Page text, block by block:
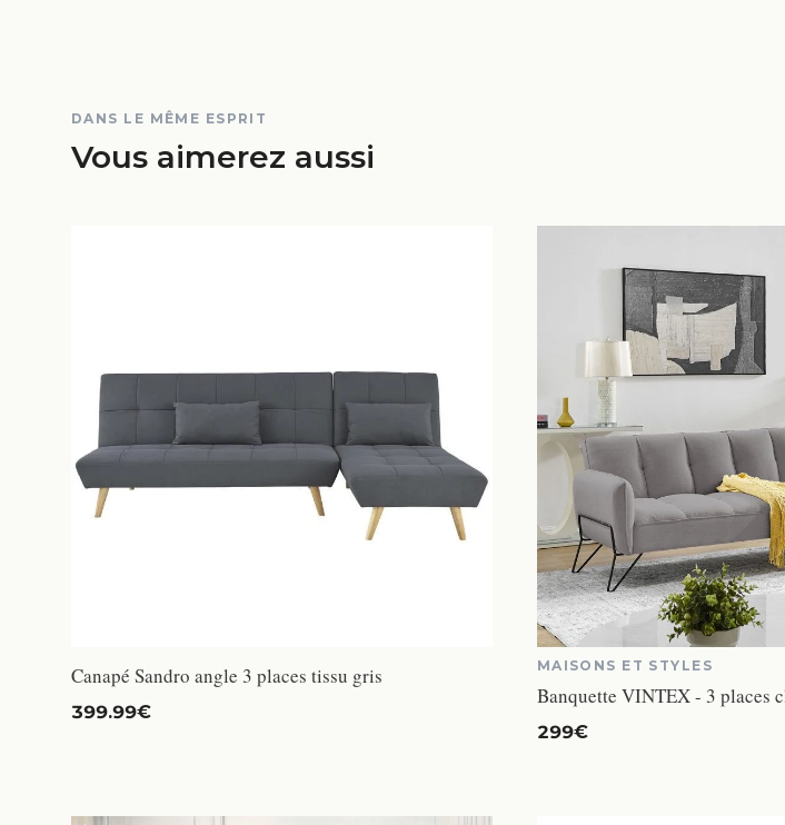
DANS LE MÊME ESPRIT
Vous aimerez aussi
Canapé Sandro angle 3 places tissu gris
399.99€
MAISONS ET STYLES
299€